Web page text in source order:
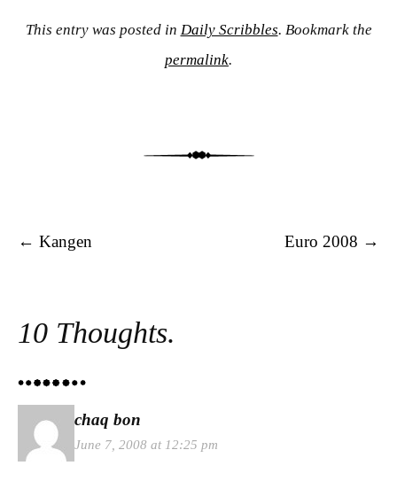
This entry was posted in Daily Scribbles. Bookmark the
permalink.
Post navigation
← Kangen Euro 2008 →
10 Thoughts.
chaq bon
June 7, 2008 at 12:25 pm